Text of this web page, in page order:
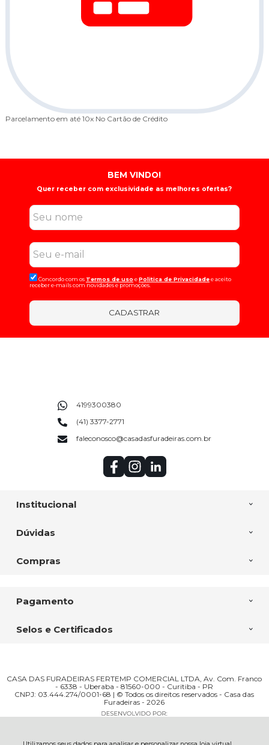
Parcelamento em até 10x No Cartão de Crédito
BEM VINDO!
Quer receber com exclusividade as melhores ofertas?
Concordo com os Termos de uso ePolitica de Privacidadee aceito
receber e-mails com novidades e promoções.
CADASTRAR
Institucional
Dúvidas
Compras
4199300380
(41) 3377-2771
faleconosco@casadasfuradeiras.com.br
Pagamento
Selos e Certificados
CASA DAS FURADEIRAS FERTEMP COMERCIAL LTDA, Av. Com. Franco
- 6338 - Uberaba - 81560-000 - Curitiba - PR
CNPJ: 03.444.274/0001-68 | © Todos os direitos reservados - Casa das
Furadeiras - 2026